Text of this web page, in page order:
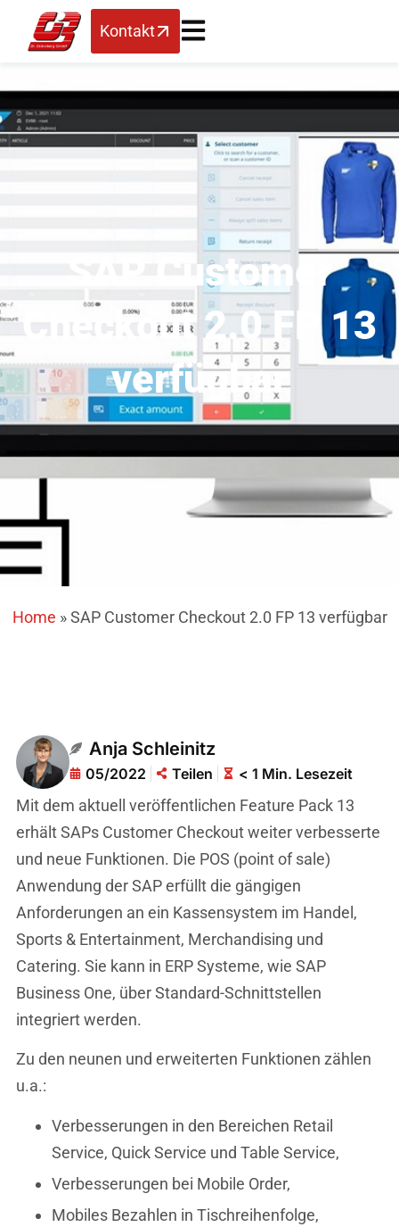
Kontakt
SAP Customer
Checkout 2.0 FP 13
verfügbar
Home »SAP Customer Checkout 2.0 FP 13 verfügbar
Anja Schleinitz
05/2022 Teilen < 1 Min. Lesezeit
Mit dem aktuell veröffentlichen Feature Pack 13
erhält SAPs Customer Checkout weiter verbesserte
und neue Funktionen. Die POS (point of sale)
Anwendung der SAP erfüllt die gängigen
Anforderungen an ein Kassensystem im Handel,
Sports & Entertainment, Merchandising und
Catering. Sie kann in ERP Systeme, wie SAP
Business One, über Standard-Schnittstellen
integriert werden.
Zu den neunen und erweiterten Funktionen zählen
u.a.:
Verbesserungen in den Bereichen Retail
Service, Quick Service und Table Service,
Verbesserungen bei Mobile Order,
Mobiles Bezahlen in Tischreihenfolge,